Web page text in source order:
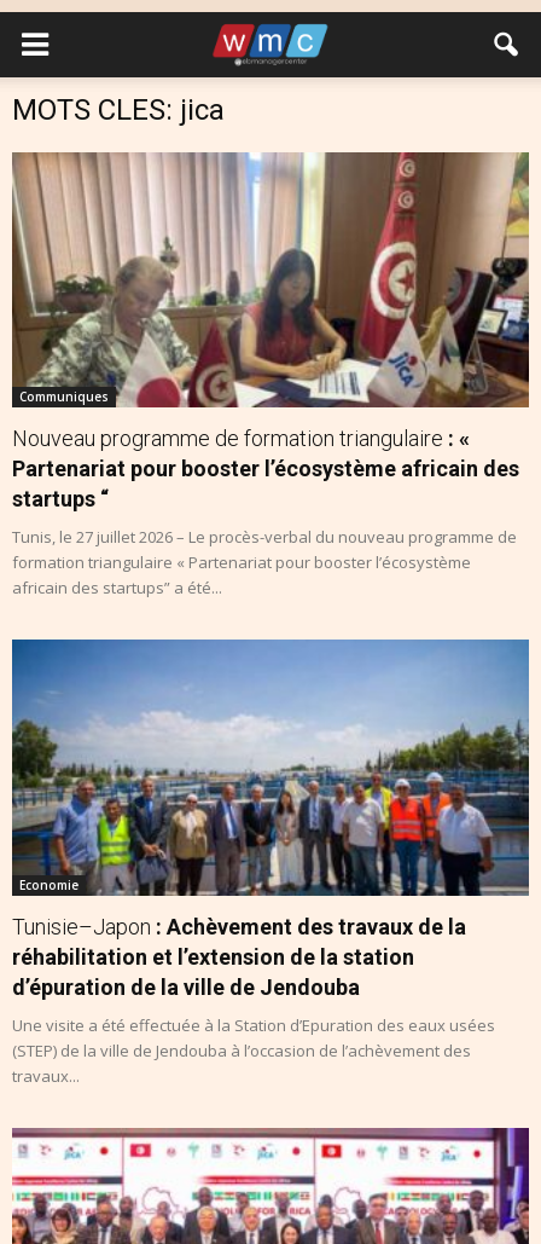
MOTS CLES: jica
Communiques
Nouveau programme de formation triangulaire : «
Partenariat pour booster l’écosystème africain des
startups “
Tunis, le 27 juillet 2026 – Le procès-verbal du nouveau programme de
formation triangulaire « Partenariat pour booster l’écosystème
africain des startups” a été...
Economie
Tunisie–Japon : Achèvement des travaux de la
réhabilitation et l’extension de la station
d’épuration de la ville de Jendouba
Une visite a été effectuée à la Station d’Epuration des eaux usées
(STEP) de la ville de Jendouba à l’occasion de l’achèvement des
travaux...